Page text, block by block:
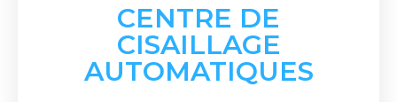
CENTRE DE
CISAILLAGE
AUTOMATIQUES